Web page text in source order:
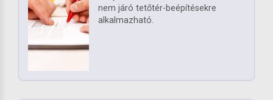
nem járó tetőtér-beépítésekre
alkalmazható.